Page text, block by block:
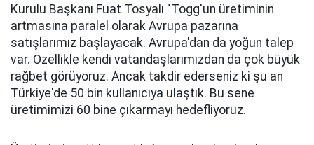
Kurulu Başkanı Fuat Tosyalı "Togg'un üretiminin
artmasına paralel olarak Avrupa pazarına
satışlarımız başlayacak. Avrupa'dan da yoğun talep
var. Özellikle kendi vatandaşlarımızdan da çok büyük
rağbet görüyoruz. Ancak takdir ederseniz ki şu an
Türkiye'de 50 bin kullanıcıya ulaştık. Bu sene
üretimimizi 60 bine çıkarmayı hedefliyoruz.